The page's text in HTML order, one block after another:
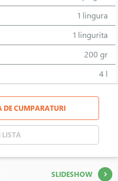
1 lingura
1 lingurita
200 gr
4 l
DE CUMPARATURI
LISTA
SLIDESHOW